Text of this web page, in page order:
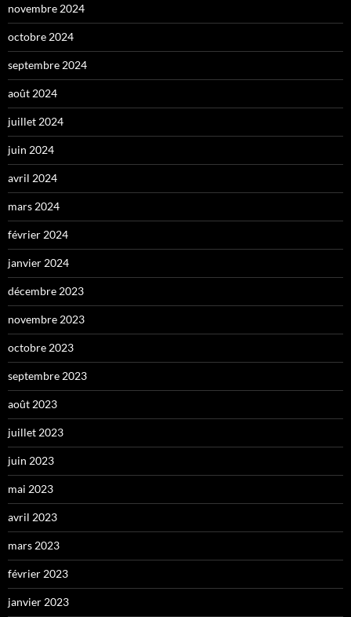
novembre 2024
octobre 2024
septembre 2024
août 2024
juillet 2024
juin 2024
avril 2024
mars 2024
février 2024
janvier 2024
décembre 2023
novembre 2023
octobre 2023
septembre 2023
août 2023
juillet 2023
juin 2023
mai 2023
avril 2023
mars 2023
février 2023
janvier 2023